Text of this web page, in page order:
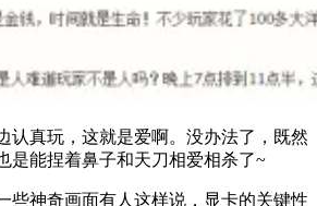
认真玩，这就是爱啊。没办法了，既然
是能捏着鼻子和天刀相爱相杀了~
些神奇画面有人这样说，显卡的关键性